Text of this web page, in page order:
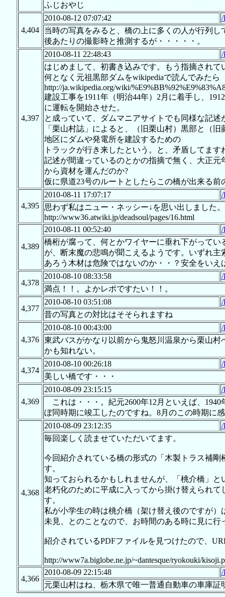
ふじおやじ
4,404
2010-08-12 07:07:42
/
当時の写真をみると、橋の上に多くの人が行列
後あたりの撮影時と推測するが・・・・・。
4,397
2010-08-11 22:48:43
/
はじめまして、初書き込みです。もう指摘されて
何となく元祖黒部ダムをwikipediaで読んでみたら
http://ja.wikipedia.org/wiki/
建設工事を1911年（明治44年）2月に着手し、
に運転を開始させた。
と成っていて、ダムマニアサイトでも同様な記述
「栗山村誌」によると、（旧栗山村）黒部と（
地区にダムや発電所を建設するための
トラックが行き来したという。と、矛盾してます
記述が間違っているのとかの指摘で無く、大正
から資材を運んだのか?
仮に県道23号のルートとしたらこの橋が出来る
4,395
2010-08-11 17:07:17
/
思わず私はニュー・ネッシー↓を思い出しました
http://www36.atwiki.jp/deadsoul/pages/16.html
4,389
2010-08-11 00:52:40
/
橋桁が腐って、何とかワイヤーに垂れ下がって
が、断末魔の悲鳴が聞こえるようです。いずれ
あろう木材は危険ではないのか・・？安全をい
4,378
2010-08-10 08:33:58
/
満点！！。よかレポですたい！！。
4,377
2010-08-10 03:51:08
/
昔の写真との対比はそそられますね
4,376
2010-08-10 00:43:00
/
東武バスがかなり以前から鬼怒川温泉から栗山
かも知れない。
4,374
2010-08-10 00:26:18
/
美しい橋です・・・
4,369
2010-08-09 23:15:15
/
これは・・・。紀元2600年12月といえば、
ぼ同時期に竣工したのですね。8月のこの時期に
4,368
2010-08-09 23:12:35
/
毎回楽しく読ませていただいてます。
今回紹介されている橋の形式の「木製トラス補
す。
知っておられるかもしれませんが、「桃介橋」と
老朽化のために平成に入ってから掛け替えられ
す。
私が小学生の時は桃介橋（架け替え後のですが
未見、とのことなので、お時間のある時に見に
紹介されているPDFファイルを見つけたので、
http://www7a.biglobe.ne.jp/~dantesque/ryokouki/
4,366
2010-08-09 22:15:48
/
元栗山村はね、栃木県で唯一普通自動車の車庫